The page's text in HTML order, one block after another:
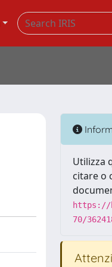
Utilizza
citare o
https://
70/